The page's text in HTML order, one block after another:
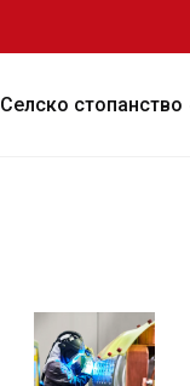
Селско стопанство